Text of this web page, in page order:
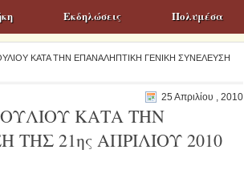
Εκδηλώσεις Πολυμέσα
ΚΑΤΑ ΤΗΝ ΕΠΑΝΑΛΗΠΤΙΚΗ ΓΕΝΙΚΗ ΣΥΝΕΛΕΥΣΗ
25 Απριλίου , 2010
ΚΑΤΑ ΤΗΝ
21ης ΑΠΡΙΛΙΟΥ 2010